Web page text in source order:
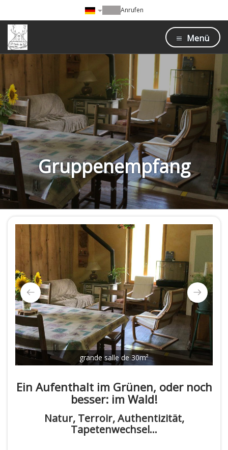
Anrufen
Menü
Gruppenempfang
grande salle de 30m²
Ein Aufenthalt im Grünen, oder noch
besser: im Wald!
Natur, Terroir, Authentizität,
Tapetenwechsel...